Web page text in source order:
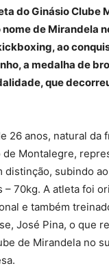
do Ginásio Clube
de Mirandela
ao
a medalha de
que
26 anos, natural da
de Montalegre,
distinção, subindo
– 70kg. A atleta foi
e também
José Pina, o que
de Mirandela no